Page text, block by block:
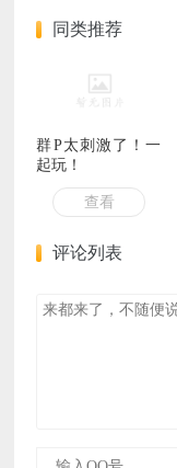
同类推荐
群P太刺激了！一
起玩！
查看
评论列表